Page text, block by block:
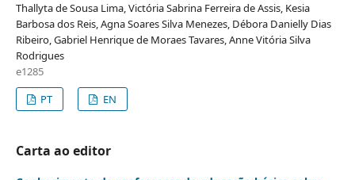
Thallyta de Sousa Lima, Victória Sabrina Ferreira de Assis, Kesia
Barbosa dos Reis, Agna Soares Silva Menezes, Débora Danielly Dias
Ribeiro, Gabriel Henrique de Moraes Tavares, Anne Vitória Silva
Rodrigues
e1285
PT
EN
Carta ao editor